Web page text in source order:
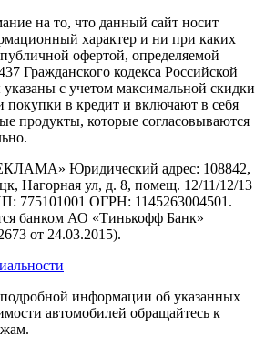
на то, что данный сайт носит
характер и ни при каких
офертой, определяемой
Гражданского кодекса Российской
с учетом максимальной скидки
покупки в кредит и включают в себя
продукты, которые согласовываются
Юридический адрес: 108842,
Нагорная ул, д. 8, помещ. 12/11/12/13
775101001 ОГРН: 1145263004501.
банком АО «Тинькофф Банк»
от 24.03.2015).
информации об указанных
автомобилей обращайтесь к